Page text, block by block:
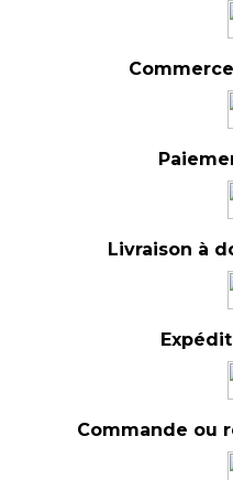
Livraison à
Commande ou